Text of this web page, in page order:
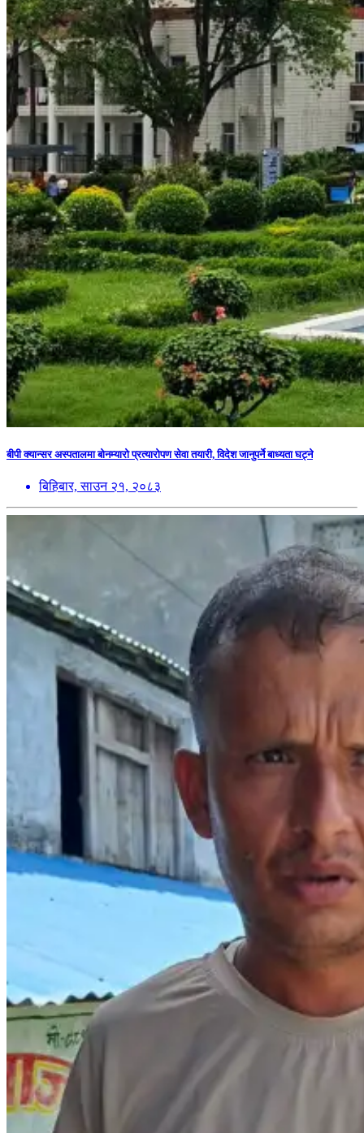
बीपी क्यान्सर अस्पतालमा बोनम्यारो प्रत्यारोपण सेवा तयारी, विदेश जानुपर्ने बाध्यता घट्ने
बिहिबार, साउन २१, २०८३